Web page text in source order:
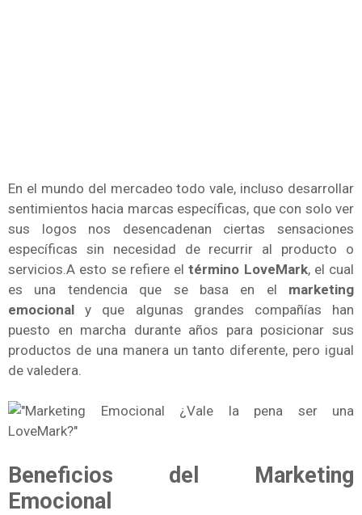
En el mundo del mercadeo todo vale, incluso desarrollar
sentimientos hacia marcas específicas, que con solo ver
sus logos nos desencadenan ciertas sensaciones
específicas sin necesidad de recurrir al producto o
servicios.A esto se refiere eltérmino LoveMark, el cual
es una tendencia que se basa en el marketing
emocional y que algunas grandes compañías han
puesto en marcha durante años para posicionar sus
productos de una manera un tanto diferente, pero igual
de valedera.
Beneficios del Marketing
Emocional